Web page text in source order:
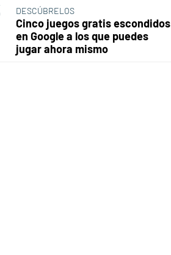
DESCÚBRELOS
Cinco juegos gratis escondidos
en Google a los que puedes
jugar ahora mismo